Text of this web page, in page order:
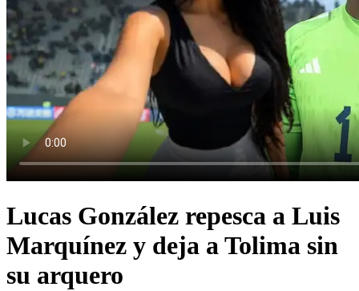
Lucas González repesca a Luis
Marquínez y deja a Tolima sin
su arquero